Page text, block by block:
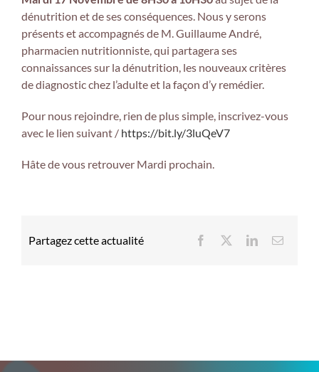
dénutrition et de ses conséquences. Nous y serons
présents et accompagnés de M. Guillaume André,
pharmacien nutritionniste, qui partagera ses
connaissances sur la dénutrition, les nouveaux critères
de diagnostic chez l’adulte et la façon d’y remédier.
Pour nous rejoindre, rien de plus simple, inscrivez-vous
avec le lien suivant / https://bit.ly/3luQeV7
Hâte de vous retrouver Mardi prochain.
Partagez cette actualité